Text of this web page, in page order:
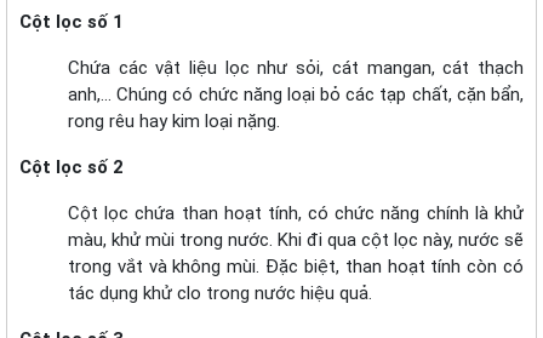
Cột lọc số 1
Chứa các vật liệu lọc như sỏi, cát mangan, cát thạch
anh,… Chúng có chức năng loại bỏ các tạp chất, cặn bẩn,
rong rêu hay kim loại nặng.
Cột lọc số 2
Cột lọc chứa than hoạt tính, có chức năng chính là khử
màu, khử mùi trong nước. Khi đi qua cột lọc này, nước sẽ
trong vắt và không mùi. Đặc biệt, than hoạt tính còn có
tác dụng khử clo trong nước hiệu quả.